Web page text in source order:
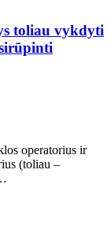
toliau vykdyti
operatorius ir
(toliau –